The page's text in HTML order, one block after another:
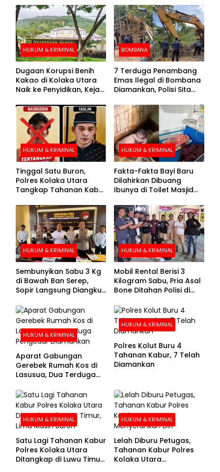
HUKUM & KRIMINAL
Dugaan Korupsi Benih
Kakao di Kolaka Utara
Naik ke Penyidikan, Kejari
BOMBANA
7 Terduga Penambang
Emas Ilegal di Bombana
Diamankan, Polisi Sita
Crusher
HUKUM & KRIMINAL
Tinggal Satu Buron,
Polres Kolaka Utara
Tangkap Tahanan Kabur
Pengejaran
HUKUM & KRIMINAL
Fakta-Fakta Bayi Baru
Dilahirkan Dibuang
Ibunya di Toilet Masjid
HUKUM & KRIMINAL
Sembunyikan Sabu 3 Kg
di Bawah Ban Serep,
Sopir Langsung Diangkut
HUKUM & KRIMINAL
Mobil Rental Berisi 3
Kilogram Sabu, Pria Asal
Bone Ditahan Polisi di
HUKUM & KRIMINAL
Aparat Gabungan
Gerebek Rumah Kos di
Lasusua, Dua Terduga
HUKUM & KRIMINAL
Polres Kolut Buru 4
Tahanan Kabur, 7 Telah
Diamankan
HUKUM & KRIMINAL
Satu Lagi Tahanan Kabur
Polres Kolaka Utara
Ditangkap di Luwu Timur,
HUKUM & KRIMINAL
Lelah Diburu Petugas,
Tahanan Kabur Polres
Kolaka Utara